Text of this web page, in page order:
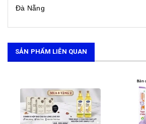
Đà Nẵng
SẢN PHẨM LIÊN QUAN